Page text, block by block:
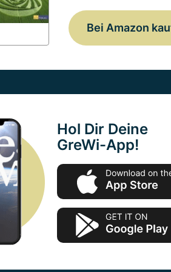
Bei Amazon
Hol Dir Deine
GreWi-App!